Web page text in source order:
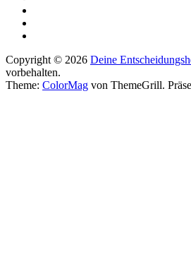
Copyright © 2026 Deine
vorbehalten.
Theme: ColorMag von ThemeGrill.